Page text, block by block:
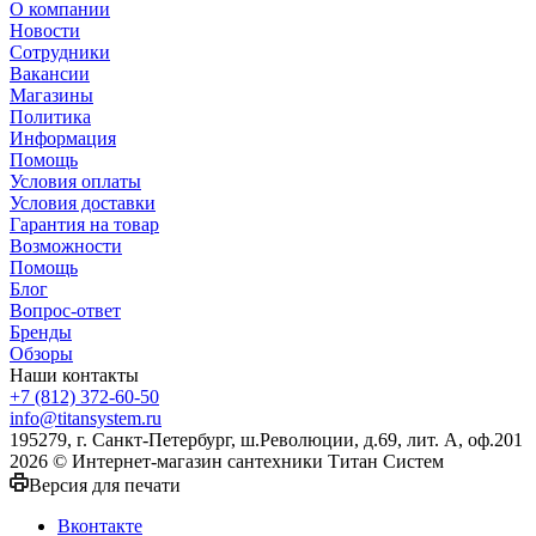
О компании
Новости
Сотрудники
Вакансии
Магазины
Политика
Информация
Помощь
Условия оплаты
Условия доставки
Гарантия на товар
Возможности
Помощь
Блог
Вопрос-ответ
Бренды
Обзоры
Наши контакты
+7 (812) 372-60-50
info@titansystem.ru
195279, г. Санкт-Петербург, ш.Революции, д.69, лит. А, оф.201
2026 © Интернет-магазин сантехники Титан Систем
Версия для печати
Вконтакте